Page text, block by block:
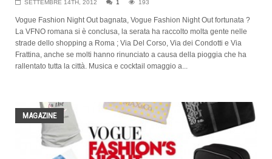
SETTEMBRE 14TH, 2012 1 193
Vogue Fashion Night Out bagnata, Vogue Fashion Night Out fortunata ?
La VFNO romana si è conclusa, la serata ha raccolto molta gente nelle
strade dello shopping a Roma ; Via Del Corso, Via dei Condotti e Via
Frattina, anche se molti hanno rinunciato a causa della pioggia che ha
rallentato tutta la città. Musica e cocktail omaggio a...
MAGAZINE